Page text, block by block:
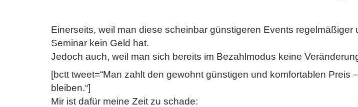
Einerseits, weil man diese scheinbar günstigeren Events
Seminar kein Geld hat.
Jedoch auch, weil man sich bereits im Bezahlmodus keine
[bctt tweet=“Man zahlt den gewohnt günstigen und komfortablen
bleiben.“]
Mir ist dafür meine Zeit zu schade: